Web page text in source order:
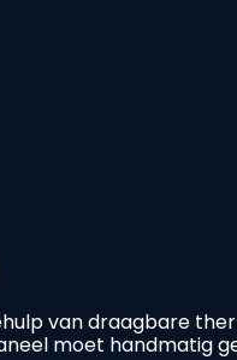
van draagbare
moet handmatig